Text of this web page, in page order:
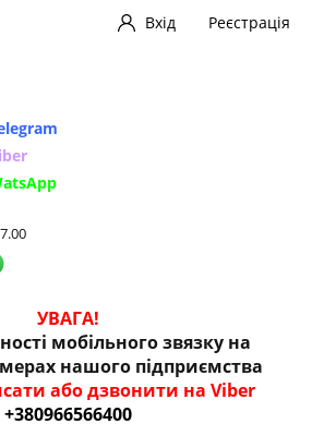
Вхід Реєстрація
УВАГА!
мобільного звязку на
нашого підприємства
або дзвонити на Viber
+380966566400